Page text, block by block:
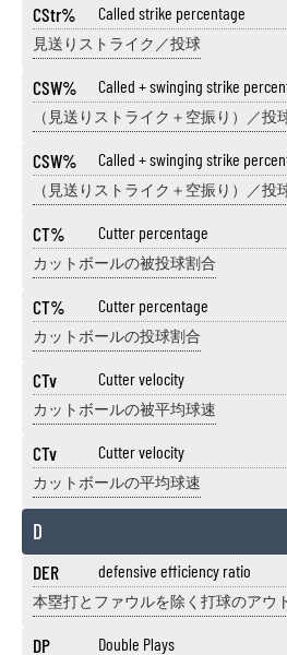
CStr% Called strike percentage
見送りストライク／投球
CSW% Called + swinging strike
（見送りストライク＋空振り）／投
CSW% Called + swinging strike
（見送りストライク＋空振り）／投
CT% Cutter percentage
カットボールの被投球割合
CT% Cutter percentage
カットボールの投球割合
CTv Cutter velocity
カットボールの被平均球速
CTv Cutter velocity
カットボールの平均球速
D
DER defensive efficiency ratio
本塁打とファウルを除く打球のアウ
DP Double Plays